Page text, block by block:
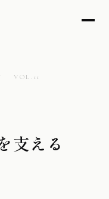
VOL.11
支える